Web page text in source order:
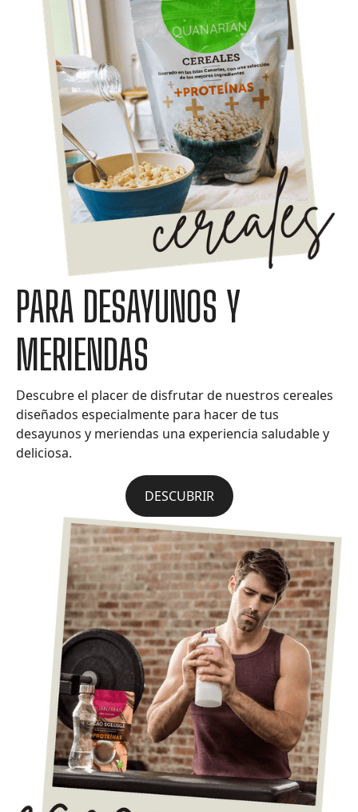
PARA DESAYUNOS Y
MERIENDAS
Descubre el placer de disfrutar de nuestros cereales
diseñados especialmente para hacer de tus
desayunos y meriendas una experiencia saludable y
deliciosa.
DESCUBRIR